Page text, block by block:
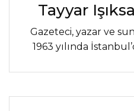
Tayyar
Gazeteci, yazar ve
1963 yılında